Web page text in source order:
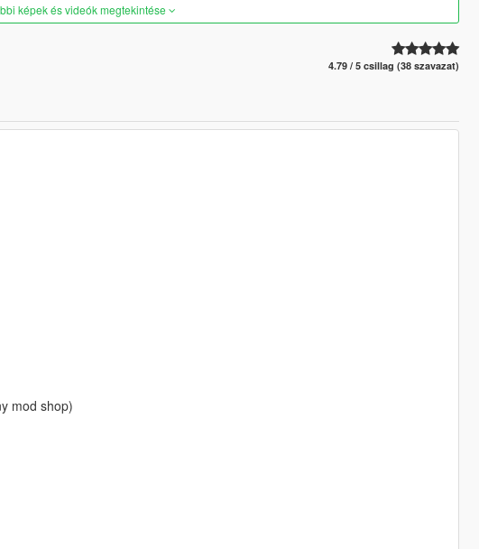
képek és videók megtekintése
4.79 / 5 csillag (38 szavazat)
mod shop)